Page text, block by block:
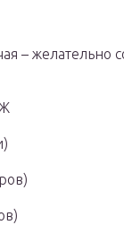
– желательно